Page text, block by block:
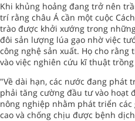
Khi khủng hoảng đang trở nên
trí rằng châu Á cần một cuộc
trào được khởi xướng trong
đôi sản lượng lúa gạo nhờ việc
công nghệ sản xuất. Họ cho
vào việc nghiên cứu kĩ thuật
"Về dài hạn, các nước đang phát
phải tăng cường đầu tư vào hoạt
nông nghiệp nhằm phát triển
cao và chống chịu được bệnh